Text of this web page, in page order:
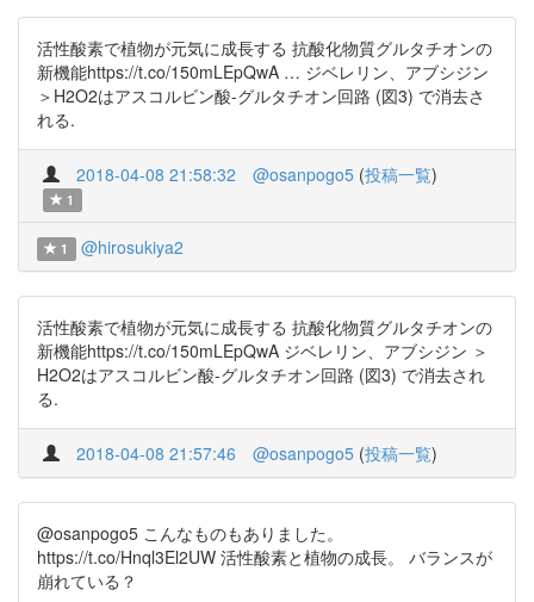
活性酸素で植物が元気に成長する 抗酸化物質グルタチオンの
新機能https://t.co/150mLEpQwA … ジベレリン、アブシジン
＞H2O2はアスコルビン酸-グルタチオン回路 (図3) で消去さ
れる.
2018-04-08 21:58:32 @osanpogo5 (投稿一覧)
1
1 @hirosukiya2
活性酸素で植物が元気に成長する 抗酸化物質グルタチオンの
新機能https://t.co/150mLEpQwA ジベレリン、アブシジン ＞
H2O2はアスコルビン酸-グルタチオン回路 (図3) で消去され
る.
2018-04-08 21:57:46 @osanpogo5 (投稿一覧)
@osanpogo5 こんなものもありました。
https://t.co/Hnql3El2UW 活性酸素と植物の成長。 バランスが
崩れている？